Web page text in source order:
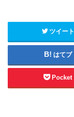
ツイート
はてブ
Pocket